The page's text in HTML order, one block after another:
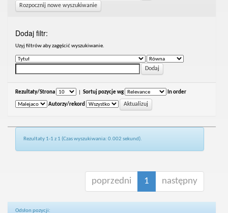
Rozpocznij nowe wyszukiwanie
Dodaj filtr:
Uzyj filtrów aby zagęścić wyszukiwanie.
Rezultaty/Strona Sortuj pozycje wg In order
Autorzy/rekord
Rezultaty 1-1 z 1 (Czas wyszukiwania: 0.002 sekund).
poprzedni 1 następny
Odsłon pozycji: